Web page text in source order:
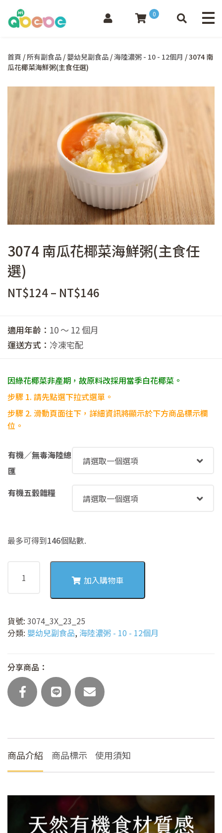
0
首頁 / 所有副食品 / 嬰幼兒副食品 /海陸濃粥 - 10 - 12個月 / 3074 南
瓜花椰菜海鮮粥(主食任選)
3074 南瓜花椰菜海鮮粥(主食任
選)
NT$124– NT$146
到
NT$146
適用年齡： 10 ～ 12 個月
運送方式： 冷凍宅配
因綠花椰菜非產期，故原料改採用當季白花椰菜。
步驟 1. 請先點選下拉式選單。
步驟 2. 滑動頁面往下，詳細資訊將顯示於下方商品標示欄
位。
有機／無毒海陸總
匯
有機五穀雜糧
最多可得到146個點數.
椰
菜
海
粥
(主
食
任
選)
加入購物車
貨號: 3074_3X_23_25
分類: 嬰幼兒副食品, 海陸濃粥 - 10 - 12個月
分享商品：
商品介紹 商品標示 使用須知